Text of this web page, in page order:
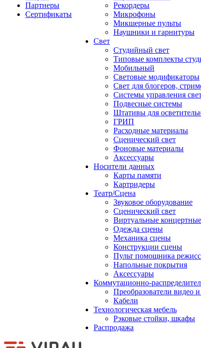
Партнеры
Сертификаты
Рекордеры
Микрофоны
Микшерные пульты
Наушники и гарнитуры
Свет
Студийный свет
Типовые комплекты
Мобильный
Световые модификаторы
Свет для блогеров,
Системы управления
Подвесные системы
Штативы для
ГРИП
Расходные материалы
Сценический свет
Фоновые материалы
Аксессуары
Носители данных
Карты памяти
Картридеры
Театр/Сцена
Звуковое оборудование
Сценический свет
Виртуальные
Одежда сцены
Механика сцены
Конструкции сцены
Пульт помощника
Напольные покрытия
Аксессуары
Коммутационно-
Преобразователи видео
Кабели
Технологическая мебель
Рэковые стойки, шкафы
Распродажа